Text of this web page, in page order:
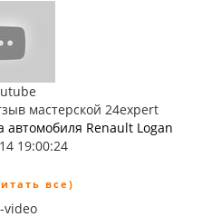
мастерской 24expert
автомобиля Renault Logan
19:00:24
все)